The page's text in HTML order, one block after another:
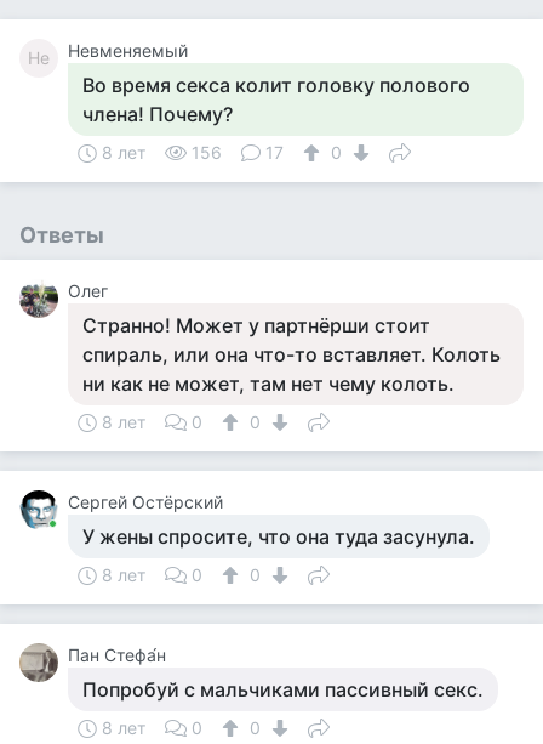
Не Невменяемый
Во время секса колит головку полового
члена! Почему?
8 лет 156 17 0
Ответы
Олег
Странно! Может у партнёрши стоит
спираль, или она что-то вставляет. Колоть
ни как не может, там нет чему колоть.
8 лет 0 0
Сергей Остёрский
У жены спросите, что она туда засунула.
8 лет 0 0
Пан Стефа́н
Попробуй с мальчиками пассивный секс.
8 лет 0 0